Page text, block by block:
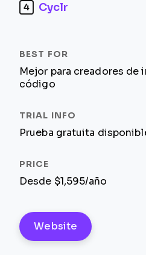
4 Cyclr
Mejor para creadores de
código
Prueba gratuita
Desde $1,595/año
Website